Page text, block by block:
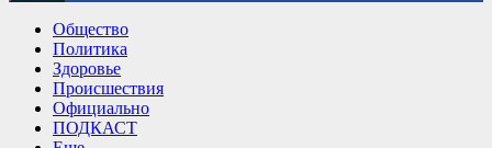
Общество
Политика
Здоровье
Происшествия
Официально
ПОДКАСТ